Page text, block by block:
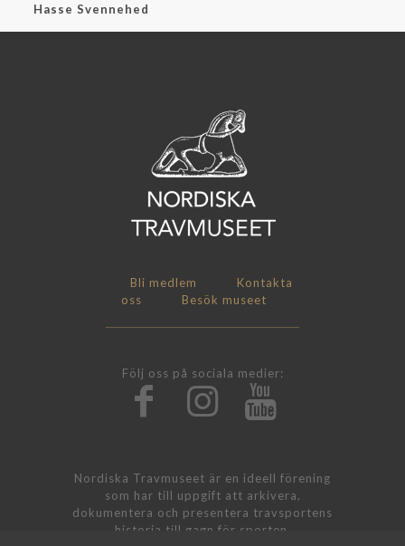
Hasse Svennehed
Bli medlem
Kontakta
oss
Besök museet
Följ oss på sociala medier:
Nordiska Travmuseet är en ideell förening
som har till uppgift att arkivera,
dokumentera och presentera travsportens
historia till gagn för sporten.